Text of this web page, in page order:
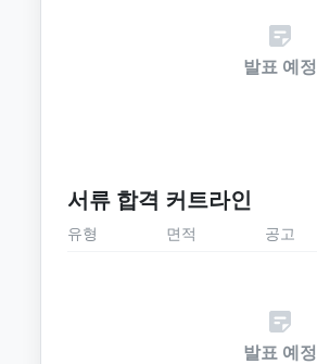
발표 예정
서류 합격 커트라인
유형 면적 공고
발표 예정